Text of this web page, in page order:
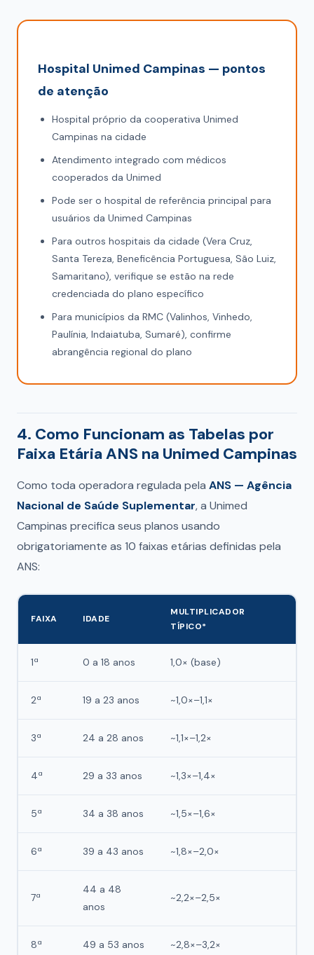
Hospital Unimed Campinas — pontos
de atenção
Hospital próprio da cooperativa Unimed
Campinas na cidade
Atendimento integrado com médicos
cooperados da Unimed
Pode ser o hospital de referência principal para
usuários da Unimed Campinas
Para outros hospitais da cidade (Vera Cruz,
Santa Tereza, Beneficência Portuguesa, São Luiz,
Samaritano), verifique se estão na rede
credenciada do plano específico
Para municípios da RMC (Valinhos, Vinhedo,
Paulínia, Indaiatuba, Sumaré), confirme
abrangência regional do plano
4. Como Funcionam as Tabelas por
Faixa Etária ANS na Unimed Campinas
Como toda operadora regulada pela ANS — Agência
Nacional de Saúde Suplementar, a Unimed
Campinas precifica seus planos usando
obrigatoriamente as 10 faixas etárias definidas pela
ANS:
FAIXA IDADE
MULTIPLICADOR
TÍPICO*
1ª 0 a 18 anos 1,0× (base)
2ª 19 a 23 anos ~1,0×–1,1×
3ª 24 a 28 anos ~1,1×–1,2×
4ª 29 a 33 anos ~1,3×–1,4×
5ª 34 a 38 anos ~1,5×–1,6×
6ª 39 a 43 anos ~1,8×–2,0×
7ª
44 a 48
anos
~2,2×–2,5×
8ª 49 a 53 anos ~2,8×–3,2×